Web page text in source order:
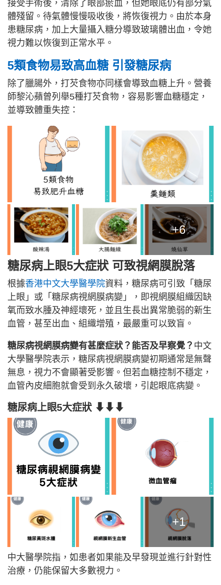
接受手術後，清除了眼部瘀血，但她眼底仍有部分氣
體殘留。待氣體慢慢吸收後，將恢復視力。由於本身
患糖尿病，加上大量攝入糖分導致玻璃體出血，令她
視力難以恢復到正常水平。
5類食物易致高血糖 引發糖尿病
除了臘腸外，打芡食物亦同樣會導致血糖上升。營養
師黎沁蘋曾列舉5種打芡食物，容易影響血糖穩定，
並導致體重失控：
+6
糖尿病上眼5大症狀 可致視網膜脫落
根據香港中文大學醫學院資料，糖尿病可引致「糖尿
上眼」或「糖尿病視網膜病變」，即視網膜組織因缺
氧而致水腫及神經壞死，並且生長出異常脆弱的新生
血管，甚至出血、組織增殖，最嚴重可以致盲。
糖尿病視網膜病變有甚麼症狀？能否及早察覺？ 中文
大學醫學院表示，糖尿病視網膜病變初期通常是無聲
無息，視力不會顯著受影響。但若血糖控制不穩定，
血管內皮細胞就會受到永久破壞，引起眼底病變。
糖尿病上眼5大症狀 ⬇⬇⬇
+1
中大醫學院指，如患者如果能及早發現並進行針對性
治療，仍能保留大多數視力。